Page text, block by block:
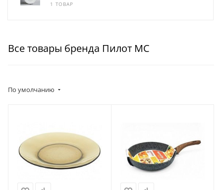
1 ТОВАР
Все товары бренда Пилот МС
По умолчанию